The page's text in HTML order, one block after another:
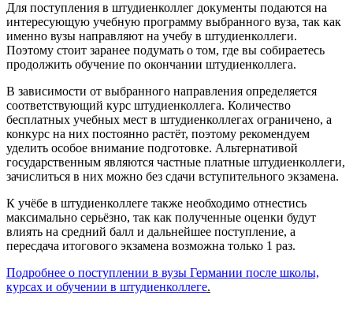
Для поступления в штудиенколлег документы подаются на
интересующую учебную программу выбранного вуза, так как
именно вузы направляют на учебу в штудиенколлеги.
Поэтому стоит заранее подумать о том, где вы собираетесь
продолжить обучение по окончании штудиенколлега.
В зависимости от выбранного направления определяется
соответствующий курс штудиенколлега. Количество
бесплатных учебных мест в штудиенколлегах ограничено, а
конкурс на них постоянно растёт, поэтому рекомендуем
уделить особое внимание подготовке. Альтернативой
государственным являются частные платные штудиенколлеги,
зачислиться в них можно без сдачи вступительного экзамена.
К учёбе в штудиенколлеге также необходимо отнестись
максимально серьёзно, так как полученные оценки будут
влиять на средний балл и дальнейшее поступление, а
пересдача итогового экзамена возможна только 1 раз.
Подробнее о поступлении в вузы Германии после школы,
курсах и обучении в штудиенколлеге.